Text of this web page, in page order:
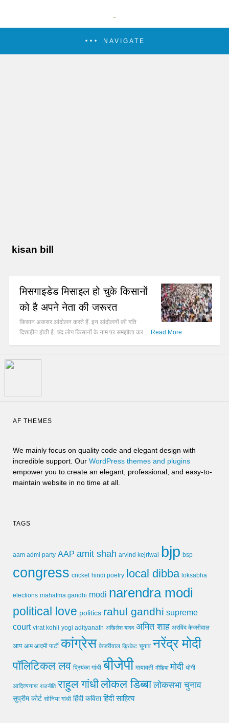
NAVIGATE
kisan bill
मिसगाइडेड मिसाइल हो चुके किसानों
को है अपने नेता की जरूरत
किसान अकसर आंदोलन करते हैं. इन आंदोलनों की गति
दिशाहीन होती है. चंद लोग किसानों के नाम पर समझौता कर… Read More
AF THEMES
We mainly focus on quality code and elegant design with
incredible support. Our WordPress themes and plugins
empower you to create an elegant, professional, and easy-to-
maintain website in no time at all.
TAGS
aam admi party AAP amit shah arvind kejriwal bjp bsp
congress cricket hindi poetry local dibba loksabha
elections mahatma gandhi modi narendra modi
political love politics rahul gandhi supreme
court virat kohli yogi adityanath अखिलेश यादव अमित शाह अरविंद केजरीवाल
आप आम आदमी पार्टी कांग्रेस केजरीवाल क्रिकेट चुनाव नरेंद्र मोदी
पॉलिटिकल लव प्रियंका गांधी बीजेपी मायावती मीडिया मोदी योगी
आदित्यनाथ राजनीति राहुल गांधीलोकल डिब्बा लोकसभा चुनाव
सुप्रीम कोर्ट सोनिया गांधी हिंदी कविता हिंदी साहित्य